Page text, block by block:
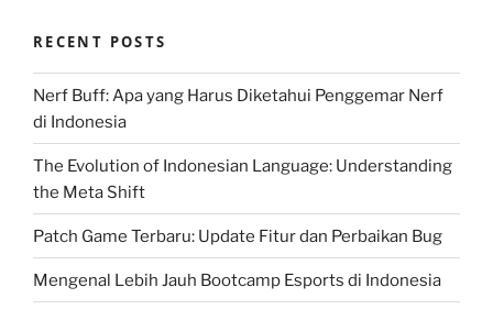
RECENT POSTS
Nerf Buff: Apa yang Harus Diketahui Penggemar Nerf
di Indonesia
The Evolution of Indonesian Language: Understanding
the Meta Shift
Patch Game Terbaru: Update Fitur dan Perbaikan Bug
Mengenal Lebih Jauh Bootcamp Esports di Indonesia